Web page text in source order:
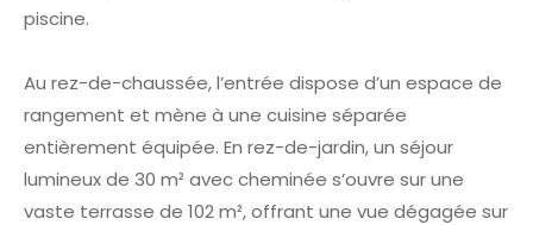
piscine.
Au rez-de-chaussée, l’entrée dispose d’un espace de
rangement et mène à une cuisine séparée
entièrement équipée. En rez-de-jardin, un séjour
lumineux de 30 m² avec cheminée s’ouvre sur une
vaste terrasse de 102 m², offrant une vue dégagée sur